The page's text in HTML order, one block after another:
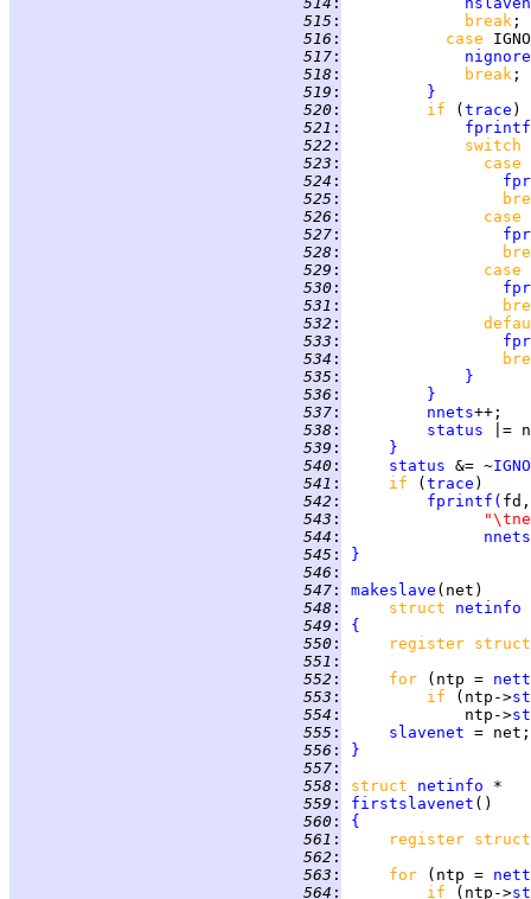
515 : break
516 : case
517 :
518 : break
519 :
}
520 : if ( trace )
521 :
fprintf
522 :
switch
523 :
case
524 :
525 :
526 :
case
527 :
528 :
529 :
case
530 :
531 :
532 :
533 :
534 :
535 :
}
536 :
}
537 : nnets
538 : status |=
539 :
}
540 : status &= ~
541 : if ( trace
542 : fprintf (
543 :
544 :
nnets
545 :
}
546 :
547 : makeslave
548 : struct netinfo
549 :
{
550 :
register
551 :
552 : for (ntp =
553 : if (ntp->
554 :
             ntp->
555 :
slavenet
556 :
}
557 :
558 : struct netinfo
559 : firstslavenet
560 :
{
561 :
register
562 :
563 : for (ntp =
564 : if (ntp->